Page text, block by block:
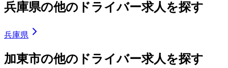
兵庫県の他のドライバー求人を探す
兵庫県
加東市の他のドライバー求人を探す